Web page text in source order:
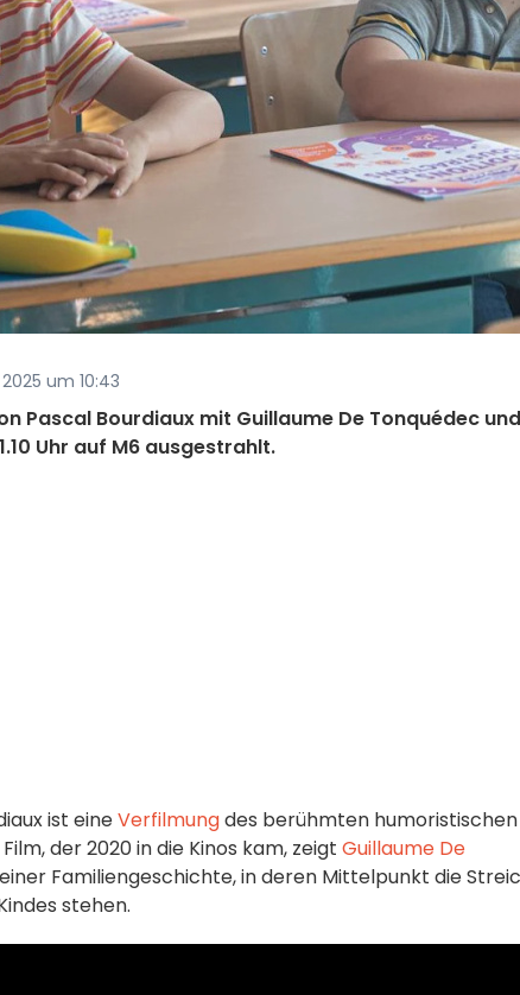
um 10:43
Pascal Bourdiaux mit Guillaume De Tonquédec und
Uhr auf M6 ausgestrahlt.
ist eineVerfilmungdes berühmten humoristischen
der 2020 in die Kinos kam, zeigt Guillaume De
Familiengeschichte, in deren Mittelpunkt die
stehen.